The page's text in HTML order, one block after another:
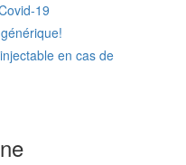
19
en cas de